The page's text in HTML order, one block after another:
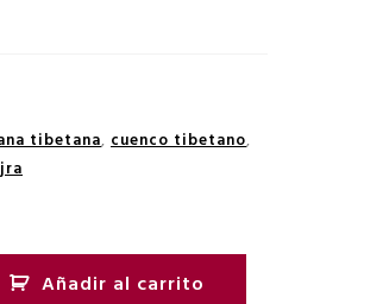
tibetana, cuenco tibetano,
Añadir al carrito